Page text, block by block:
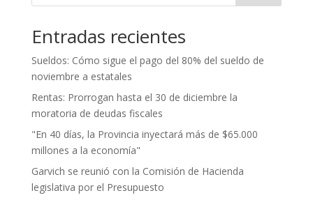
Entradas recientes
Sueldos: Cómo sigue el pago del 80% del sueldo de
noviembre a estatales
Rentas: Prorrogan hasta el 30 de diciembre la
moratoria de deudas fiscales
"En 40 días, la Provincia inyectará más de $65.000
millones a la economía"
Garvich se reunió con la Comisión de Hacienda
legislativa por el Presupuesto